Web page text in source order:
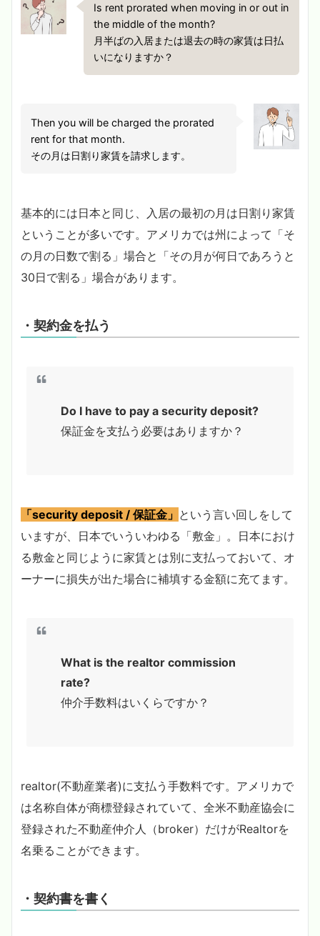
Is rent prorated when moving in or out in
the middle of the month?
月半ばの入居または退去の時の家賃は日払
いになりますか？
Then you will be charged the prorated
rent for that month.
その月は日割り家賃を請求します。
基本的には日本と同じ、入居の最初の月は日割り家賃
ということが多いです。アメリカでは州によって「そ
の月の日数で割る」場合と「その月が何日であろうと
30日で割る」場合があります。
・契約金を払う
Do I have to pay a security deposit?
保証金を支払う必要はありますか？
「security deposit / 保証金」 という言い回しをして
いますが、日本でいういわゆる「敷金」。日本におけ
る敷金と同じように家賃とは別に支払っておいて、オ
ーナーに損失が出た場合に補填する金額に充てます。
What is the realtor commission
rate?
仲介手数料はいくらですか？
realtor(不動産業者)に支払う手数料です。アメリカで
は名称自体が商標登録されていて、全米不動産協会に
登録された不動産仲介人（broker）だけがRealtorを
名乗ることができます。
・契約書を書く